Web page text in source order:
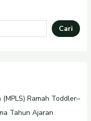
Cari
Ramah Toddler–
Tahun Ajaran